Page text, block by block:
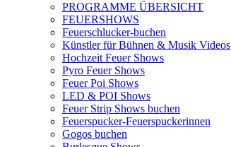
PROGRAMME ÜBERSICHT
FEUERSHOWS
Feuerschlucker-buchen
Künstler für Bühnen & Musik Videos
Hochzeit Feuer Shows
Pyro Feuer Shows
Feuer Poi Shows
LED & POI Shows
Feuer Strip Shows buchen
Feuerspucker-Feuerspuckerinnen
Gogos buchen